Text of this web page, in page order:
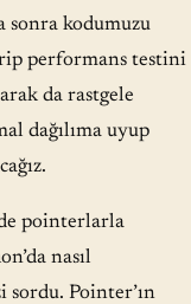
sonra kodumuzu
performans testini
da rastgele
dağılıma uyup
pointerlarla
nasıl
Pointer’ın